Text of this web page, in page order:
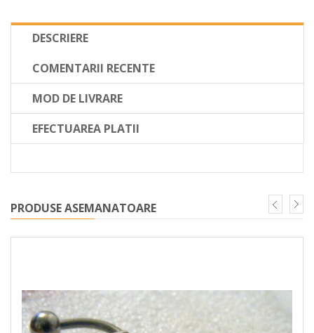
DESCRIERE
COMENTARII RECENTE
MOD DE LIVRARE
EFECTUAREA PLATII
PRODUSE ASEMANATOARE